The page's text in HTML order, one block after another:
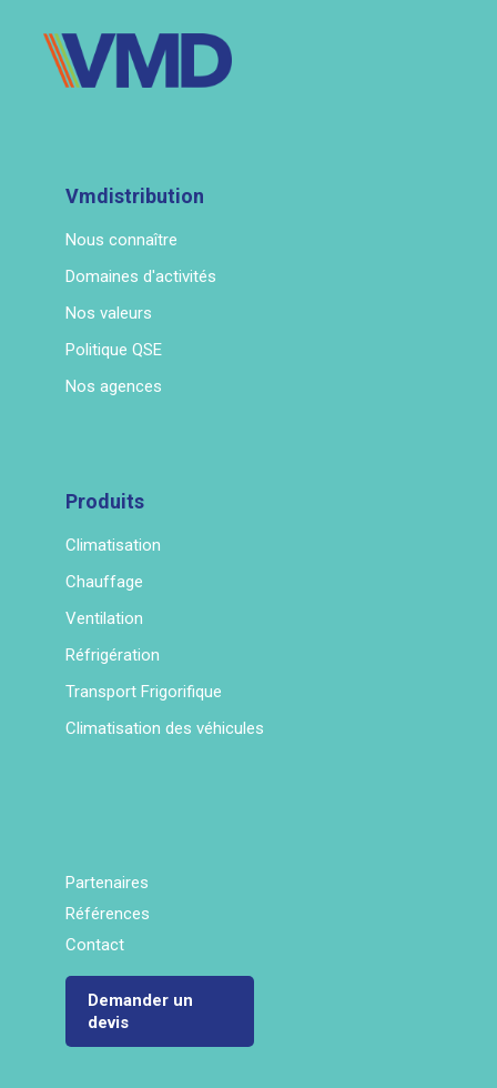
Vmdistribution
Nous connaître
Domaines d'activités
Nos valeurs
Politique QSE
Nos agences
Produits
Climatisation
Chauffage
Ventilation
Réfrigération
Transport Frigorifique
Climatisation des véhicules
Partenaires
Références
Contact
Demander un
devis